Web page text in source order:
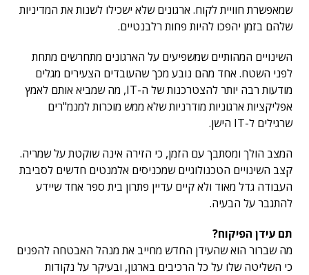
שמאפשרת חוויית לקוח. ארגונים שלא ישכילו לשנות את המדיניות
שלהם בזמן יהפכו להיות פחות רלבנטיים.
השינויים המהותיים שמשפיעים על הארגונים מתחרשים מתחת
לפני השטח. אחד מהם נובע מכך שהעובדים הצעירים מגלים
מודעות רבה יותר להצטרכנות של ה-IT, מה שמביא אותם לאמץ
אפליקציות ארגוניות מודרניות שלא ממש מוכרות למנמ"רים
שרגילים ל-IT הישן.
המצב הולך ומסתבך עם הזמן, כי הזירה אינה שוקטת על שמריה.
קצב השינויים הטכנולוגיים שמכניסים אלמנטים חדשים לסביבת
העבודה גדל מאוד ולא קיים עדיין פתרון בית ספר אחד שיידע
להתגבר על הבעיה.
תם עידן הפיקוח?
מה שברור הוא שהעידן החדש מחייב את מנהל האבטחה להפנים
כי השליטה שלו על כל הרכיבים בארגון, ובעיקר על נקודות